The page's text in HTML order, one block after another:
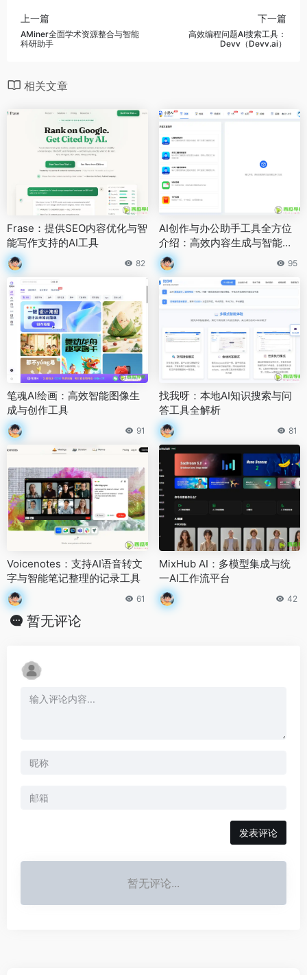
上一篇
AMiner全面学术资源整合与智能
科研助手
下一篇
高效编程问题AI搜索工具：
Devv（Devv.ai）
相关文章
Frase：提供SEO内容优化与智
能写作支持的AI工具
82
AI创作与办公助手工具全方位
介绍：高效内容生成与智能设
计服务平台
95
笔魂AI绘画：高效智能图像生
成与创作工具
91
找我呀：本地AI知识搜索与问
答工具全解析
81
Voicenotes：支持AI语音转文
字与智能笔记整理的记录工具
61
MixHub AI：多模型集成与统
一AI工作流平台
42
暂无评论
发表评论
暂无评论...